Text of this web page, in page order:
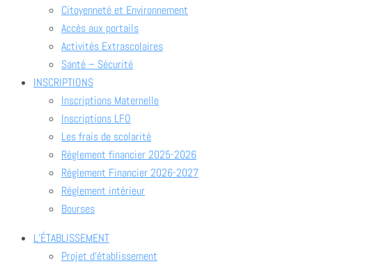
Citoyenneté et Environnement
Accès aux portails
Activités Extrascolaires
Santé – Sécurité
INSCRIPTIONS
Inscriptions Maternelle
Inscriptions LFO
Les frais de scolarité
Règlement financier 2025-2026
Règlement Financier 2026-2027
Réglement intérieur
Bourses
L’ÉTABLISSEMENT
Projet d’établissement